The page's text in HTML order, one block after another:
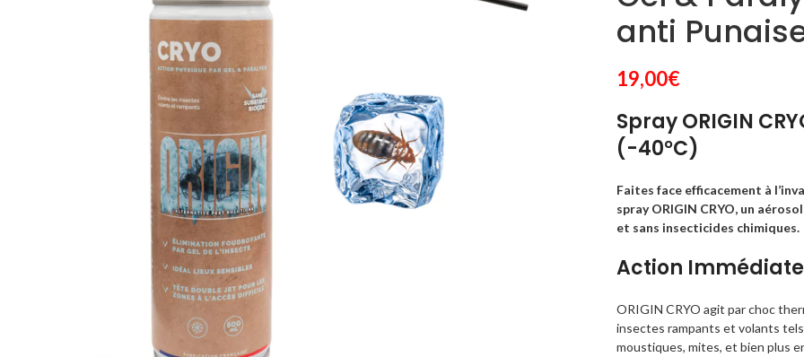
anti
19,00€
Spray ORIGIN
(-40°C)
Faites face efficacement à
spray ORIGIN CRYO, un
et sans insecticides chimiques.
Action
ORIGIN CRYO agit par choc
insectes rampants et volants
moustiques, mites, et bien plus